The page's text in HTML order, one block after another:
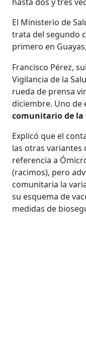
El Ministerio de
trata del segundo
primero en
Francisco Pérez,
Vigilancia de la
rueda de prensa
diciembre. Uno de
comunitario de la
Explicó que el
las otras variantes
referencia a
(racimos), pero
comunitaria la
su esquema de
medidas de